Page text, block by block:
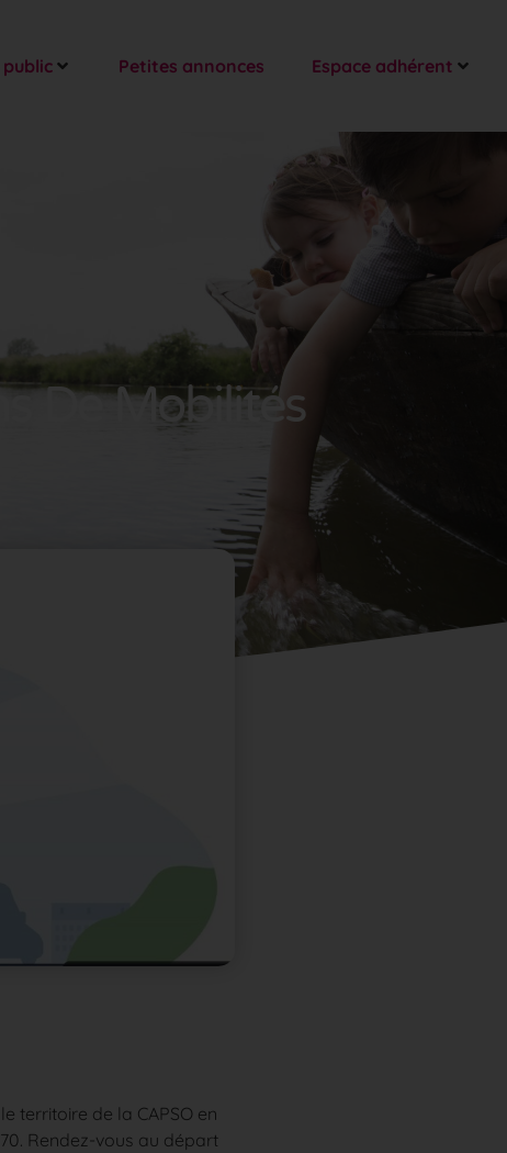
public Petites annonces Espace adhérent
De Mobilités
territoire de la CAPSO en
Rendez-vous au départ